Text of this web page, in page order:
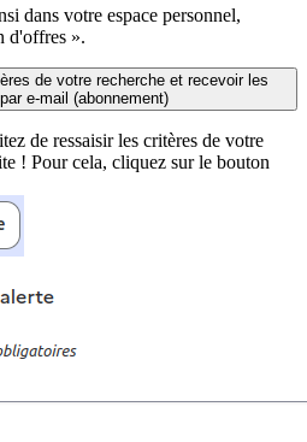
dans votre espace personnel,
d'offres ».
de votre recherche et recevoir les
e-mail (abonnement)
de ressaisir les critères de votre
! Pour cela, cliquez sur le bouton